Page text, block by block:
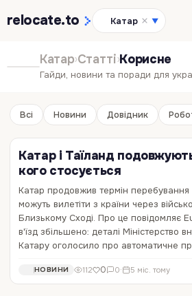
relocate.to Катар ▼
Катар›Статті›Корисне
Гайди, новини та поради для
Всі Новини Довідник
Катар і Таїланд
кого стосується
Катар продовжив термін перебування
можуть вилетіти з країни через
Близькому Сході. Про це повідомляє
в'їзд збільшено: деталі Міністерство
Катару оголосило про автоматичне
НОВИНИ 112 0 0· 5 міс. тому